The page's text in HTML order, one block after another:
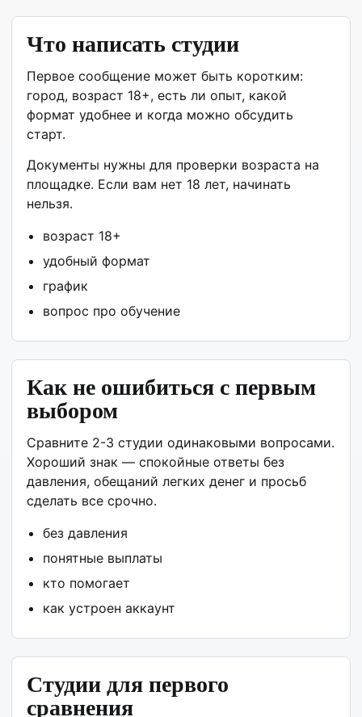
Что написать студии
Первое сообщение может быть коротким:
город, возраст 18+, есть ли опыт, какой
формат удобнее и когда можно обсудить
старт.
Документы нужны для проверки возраста на
площадке. Если вам нет 18 лет, начинать
нельзя.
возраст 18+
удобный формат
график
вопрос про обучение
Как не ошибиться с первым
выбором
Сравните 2-3 студии одинаковыми вопросами.
Хороший знак — спокойные ответы без
давления, обещаний легких денег и просьб
сделать все срочно.
без давления
понятные выплаты
кто помогает
как устроен аккаунт
Студии для первого
сравнения